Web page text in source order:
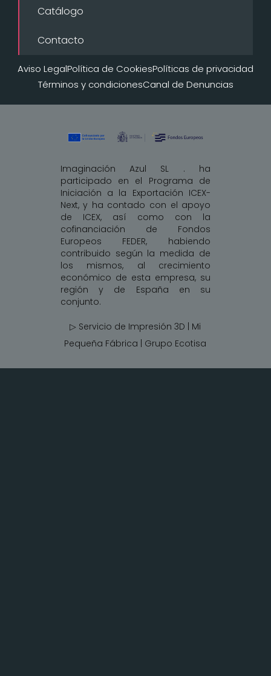
Catálogo
Contacto
Aviso LegalPolítica de CookiesPolíticas de privacidad
Términos y condicionesCanal de Denuncias
Imaginación Azul SL . ha
participado en el Programa de
Iniciación a la Exportación ICEX-
Next, y ha contado con el apoyo
de ICEX, así como con la
cofinanciación de Fondos
Europeos FEDER, habiendo
contribuido según la medida de
los mismos, al crecimiento
económico de esta empresa, su
región y de España en su
conjunto.
▷ Servicio de Impresión 3D | Mi
Pequeña Fábrica | Grupo Ecotisa